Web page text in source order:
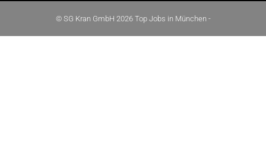
© SG Kran GmbH 2026 Top Jobs in München -